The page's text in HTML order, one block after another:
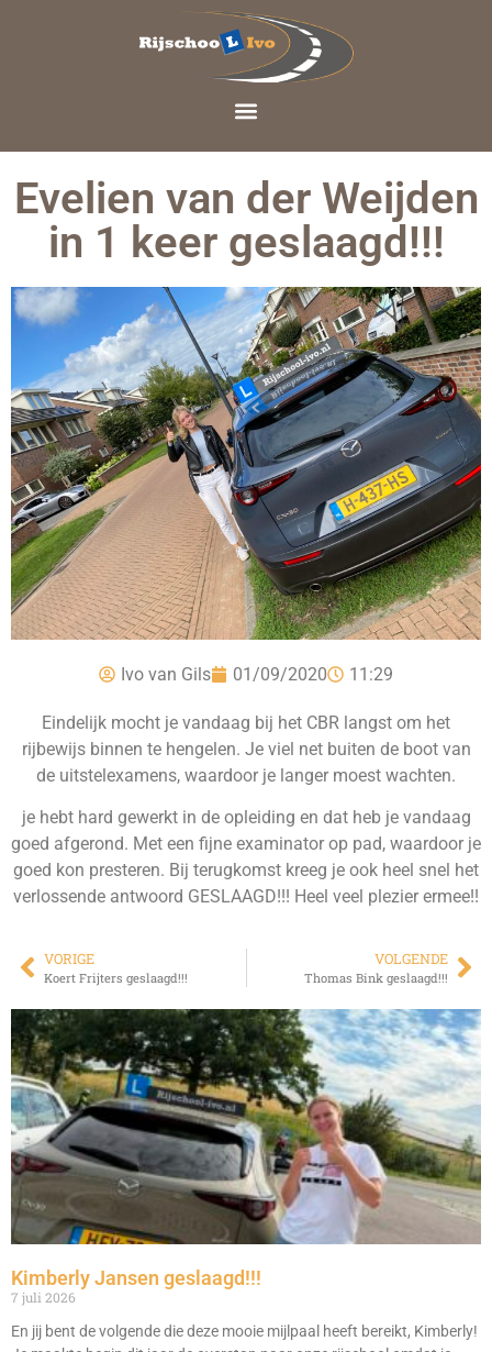
Evelien van der Weijden
in 1 keer geslaagd!!!
Ivo van Gils 01/09/2020 11:29
Eindelijk mocht je vandaag bij het CBR langst om het
rijbewijs binnen te hengelen. Je viel net buiten de boot van
de uitstelexamens, waardoor je langer moest wachten.
je hebt hard gewerkt in de opleiding en dat heb je vandaag
goed afgerond. Met een fijne examinator op pad, waardoor je
goed kon presteren. Bij terugkomst kreeg je ook heel snel het
verlossende antwoord GESLAAGD!!! Heel veel plezier ermee!!
VORIGE
Koert Frijters geslaagd!!!
VOLGENDE
Thomas Bink geslaagd!!!
Kimberly Jansen geslaagd!!!
7 juli 2026
En jij bent de volgende die deze mooie mijlpaal heeft bereikt, Kimberly!